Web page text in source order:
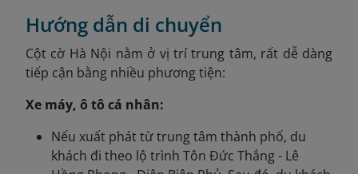
Hướng dẫn di chuyển
Cột cờ Hà Nội nằm ở vị trí trung tâm, rất dễ dàng
tiếp cận bằng nhiều phương tiện:
Xe máy, ô tô cá nhân:
Nếu xuất phát từ trung tâm thành phố, du
khách đi theo lộ trình Tôn Đức Thắng - Lê